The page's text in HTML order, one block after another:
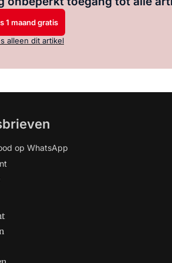
1 maand gratis
alleen dit artikel
op WhatsApp